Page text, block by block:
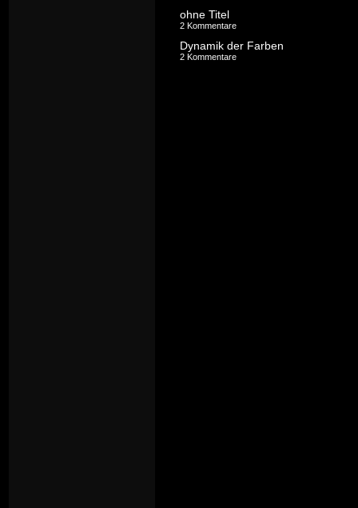
ohne Titel
2 Kommentare
Dynamik der Farben
2 Kommentare